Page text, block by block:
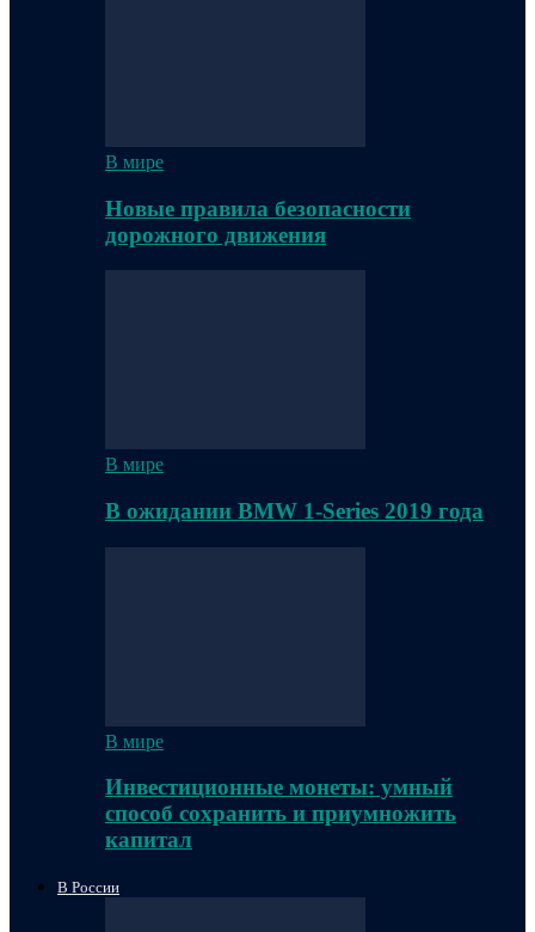
В мире
Новые правила безопасности
дорожного движения
В мире
В ожидании BMW 1-Series 2019 года
В мире
Инвестиционные монеты: умный
способ сохранить и приумножить
капитал
В России